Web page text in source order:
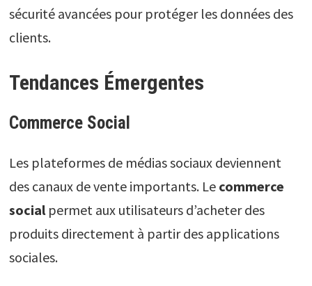
sécurité avancées pour protéger les données des
clients.
Tendances Émergentes
Commerce Social
Les plateformes de médias sociaux deviennent
des canaux de vente importants. Le commerce
socialpermet aux utilisateurs d’acheter des
produits directement à partir des applications
sociales.